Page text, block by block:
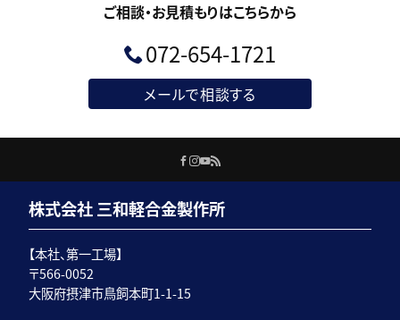
ご相談・お見積もりはこちらから
072-654-1721
メールで相談する
株式会社 三和軽合金製作所
【本社、第一工場】
〒566-0052
大阪府摂津市鳥飼本町1-1-15